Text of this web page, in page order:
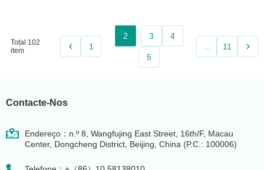
Total 102
item
keyboard_arrow_left 1
2 3 4
5
11 keyboard_arrow_right
Contacte-Nos
Endereço：n.º 8, Wangfujing East Street, 16th/F, Macau
Center, Dongcheng District, Beijing, China (P.C.: 100006)